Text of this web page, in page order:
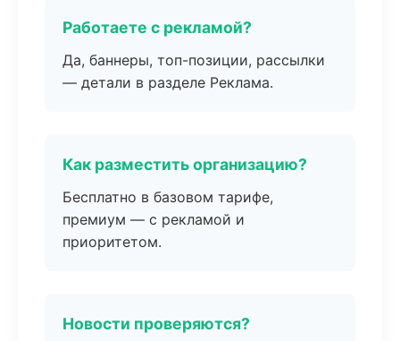
Работаете с рекламой?
Да, баннеры, топ-позиции, рассылки
— детали в разделе Реклама.
Как разместить организацию?
Бесплатно в базовом тарифе,
премиум — с рекламой и
приоритетом.
Новости проверяются?